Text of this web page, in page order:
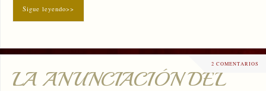
Sigue leyendo>>
2 COMENTARIOS
LA ANUNCIACIÓN DEL